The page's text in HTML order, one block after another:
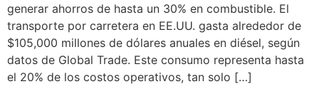
generar ahorros de hasta un 30% en combustible. El
transporte por carretera en EE.UU. gasta alrededor de
$105,000 millones de dólares anuales en diésel, según
datos de Global Trade. Este consumo representa hasta
el 20% de los costos operativos, tan solo […]